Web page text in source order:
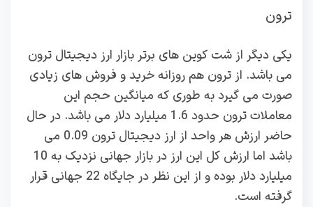
ترون
یکی دیگر از شت کوین های برتر بازار ارز دیجیتال ترون
می باشد. از ترون هم روزانه خرید و فروش های زیادی
صورت می گیرد به طوری که میانگین حجم این
معاملات ترون حدود 1.6 میلیارد دلار می باشد. در حال
حاضر ارزش هر واحد از ارز دیجیتال ترون 0.09 می
باشد اما ارزش کل این ارز در بازار جهانی نزدیک به 10
میلیارد دلار بوده و از این نظر در جایگاه 22 جهانی قرار
گرفته است.